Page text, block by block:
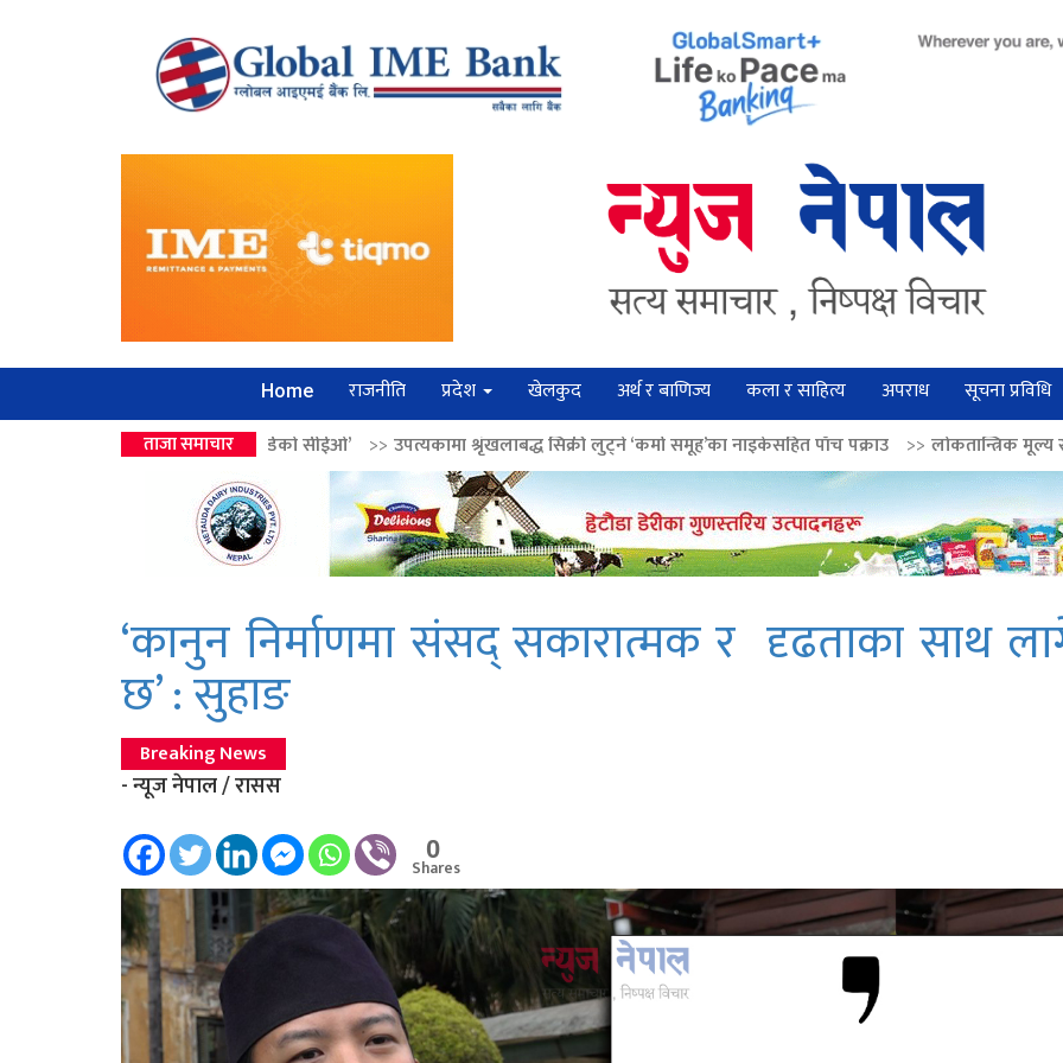
Home राजनीति प्रदेश खेलकुद अर्थ र बाणिज्य कला र साहित्य अपराध सूचना प्रविधि
ताजा समाचार
‘लगानी बोर्डको सीईओ’ >> उपत्यकामा श्रृंखलाबद्ध सिक्री लुट्ने ‘कर्मा समूह’का नाइकेसहित पाँच पक्राउ >>लोकतान्त्रिक मूल्य सुदृढ बनाउन अग्रज
‘कानुन निर्माणमा संसद् सकारात्मक र दृढताका साथ
छ’ : सुहाङ
Breaking News
- न्यूज नेपाल / रासस
0
Shares